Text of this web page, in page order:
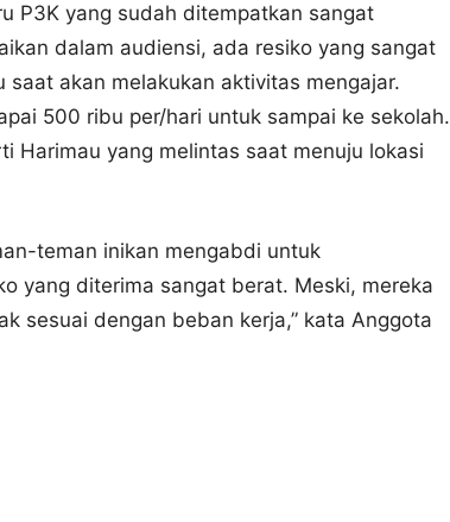
P3K yang sudah ditempatkan sangat
dalam audiensi, ada resiko yang sangat
akan melakukan aktivitas mengajar.
500 ribu per/hari untuk sampai ke sekolah.
Harimau yang melintas saat menuju lokasi
teman inikan mengabdi untuk
yang diterima sangat berat. Meski, mereka
sesuai dengan beban kerja,” kata Anggota